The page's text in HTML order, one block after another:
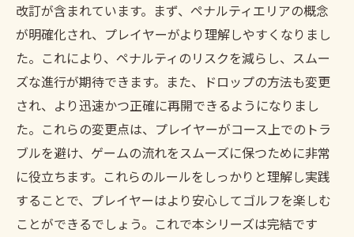
改訂が含まれています。まず、ペナルティエリアの概念
が明確化され、プレイヤーがより理解しやすくなりまし
た。これにより、ペナルティのリスクを減らし、スムー
ズな進行が期待できます。また、ドロップの方法も変更
され、より迅速かつ正確に再開できるようになりまし
た。これらの変更点は、プレイヤーがコース上でのトラ
ブルを避け、ゲームの流れをスムーズに保つために非常
に役立ちます。これらのルールをしっかりと理解し実践
することで、プレイヤーはより安心してゴルフを楽しむ
ことができるでしょう。これで本シリーズは完結です